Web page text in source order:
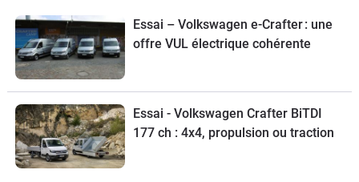
Essai – Volkswagen e-Crafter : une
offre VUL électrique cohérente
Essai - Volkswagen Crafter BiTDI
177 ch : 4x4, propulsion ou traction